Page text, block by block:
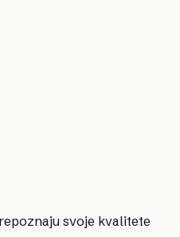
svoje kvalitete